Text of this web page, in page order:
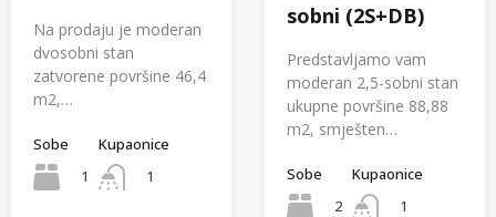
Na prodaju je moderan
dvosobni stan
zatvorene površine 46,4
m2,…
Sobe
1
Kupaonice
1
sobni (2S+DB)
Predstavljamo vam
moderan 2,5-sobni stan
ukupne površine 88,88
m2, smješten…
Sobe
2
Kupaonice
1